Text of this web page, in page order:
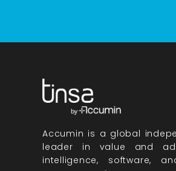
Accumin is a global
leader in value and
intelligence, software,